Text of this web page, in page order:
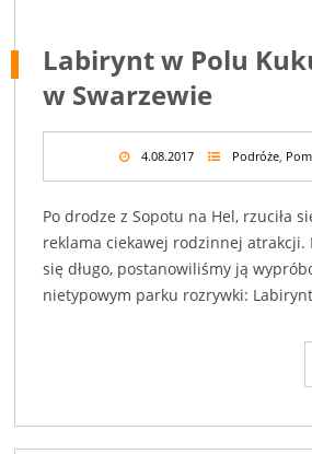
Labirynt w Polu
w Swarzewie
4.08.2017 Podróże,
Po drodze z Sopotu na Hel, rzuciła
reklama ciekawej rodzinnej atrakcji.
się długo, postanowiliśmy ją
nietypowym parku rozrywki: